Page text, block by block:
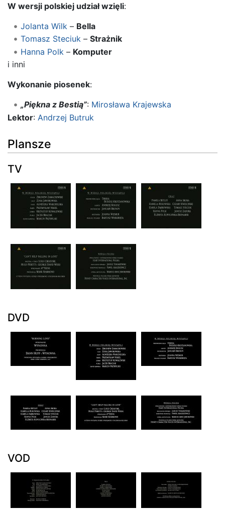
W wersji polskiej udział wzięli:
Jolanta Wilk – Bella
Tomasz Steciuk– Strażnik
Hanna Polk – Komputer
i inni
Wykonanie piosenek:
„Piękna z Bestią”: Mirosława Krajewska
Lektor: Andrzej Butruk
Plansze
TV
DVD
VOD